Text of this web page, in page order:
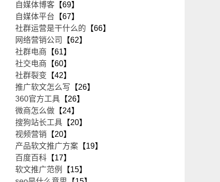
自媒体博客 【69】
自媒体平台 【67】
社群运营是干什么的 【66】
网络营销公司
【62】
社群电商 【61】
社交电商 【60】
社群裂变 【42】
推广软文怎么写 【26】
360官方工具 【26】
微商怎么做 【24】
搜狗站长工具 【20】
视频营销 【20】
产品软文推广方案 【19】
百度百科 【17】
软文推广范例
【15】